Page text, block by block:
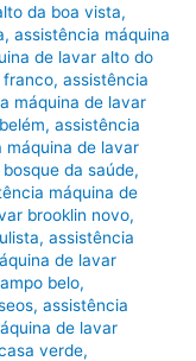
da boa vista,
,assistência máquina
de lavar alto do
franco,assistência
máquina de lavar
,assistência
máquina de lavar
da saúde,
máquina de
brooklin novo,
,assistência
de lavar
belo,
,assistência
de lavar
verde,